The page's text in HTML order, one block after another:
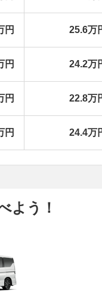
円 25.6万
円 24.2万
円 22.8万
円 24.4万
よう！